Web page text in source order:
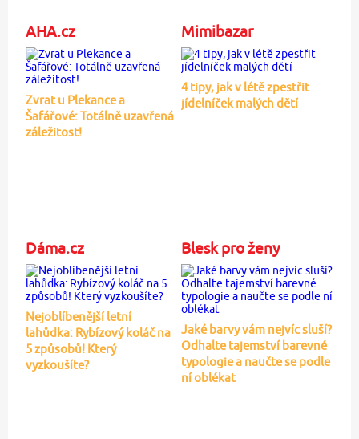
AHA.cz
Zvrat u Plekance a
Šafářové: Totálně uzavřená
záležitost!
Mimibazar
4 tipy, jak v létě zpestřit
jídelníček malých dětí
Dáma.cz
Nejoblíbenější letní
lahůdka: Rybízový koláč na
5 způsobů! Který
vyzkoušíte?
Blesk pro ženy
Jaké barvy vám nejvíc sluší?
Odhalte tajemství barevné
typologie a naučte se podle
ní oblékat